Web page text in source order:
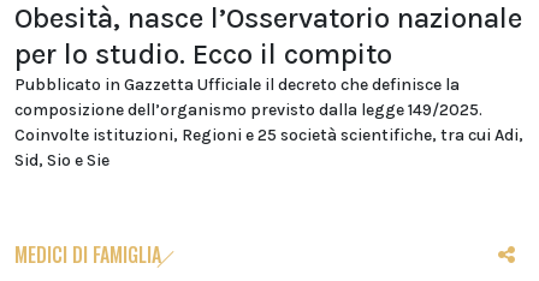
Obesità, nasce l’Osservatorio nazionale
per lo studio. Ecco il compito
Pubblicato in Gazzetta Ufficiale il decreto che definisce la
composizione dell’organismo previsto dalla legge 149/2025.
Coinvolte istituzioni, Regioni e 25 società scientifiche, tra cui Adi,
Sid, Sio e Sie
MEDICI DI FAMIGLIA